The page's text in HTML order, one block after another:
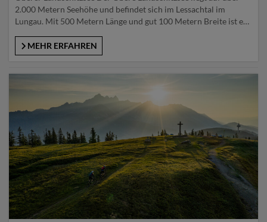
2.000 Metern Seehöhe und befindet sich im Lessachtal im
Lungau. Mit 500 Metern Länge und gut 100 Metern Breite ist er
Schönheit inne. Die Wanderung beginnt am Parkplatz der
Jausenstation Laßhoferhütte, führt dann ca. einen halben
MEHR ERFAHREN